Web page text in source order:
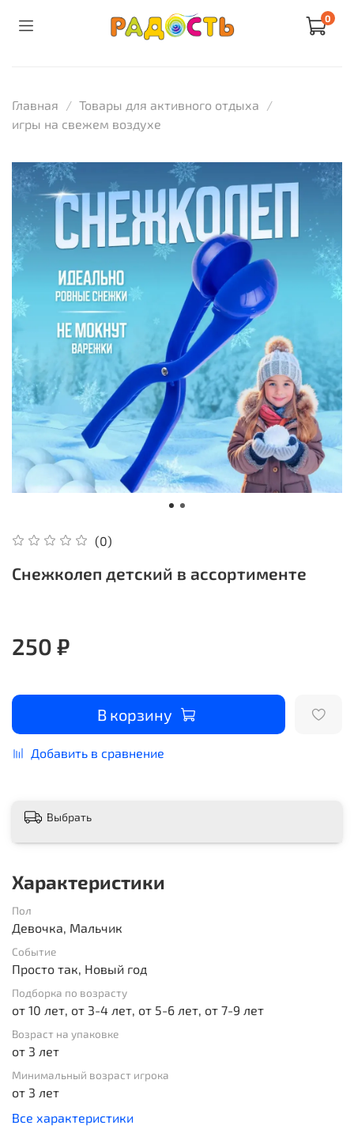
0
Главная
Товары для активного отдыха
игры на свежем воздухе
(0)
Снежколеп детский в ассортименте
250 ₽
В корзину
Добавить в сравнение
Выбрать
Характеристики
Пол
Девочка, Мальчик
Событие
Просто так, Новый год
Подборка по возрасту
от 10 лет, от 3-4 лет, от 5-6 лет, от 7-9 лет
Возраст на упаковке
от 3 лет
Минимальный возраст игрока
от 3 лет
Все характеристики